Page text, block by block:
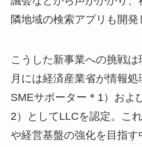
隣地域の検索アプリも開発
こうした新事業への挑戦
月には経済産業省が情報
SMEサポーター ＊1 ）およ
2 ）としてLLCを認定。こ
や経営基盤の強化を目指